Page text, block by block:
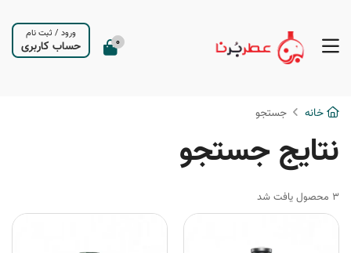
0
ورود / ثبت نام
حساب کاربری
خانه جستجو
نتایج جستجو
3 محصول یافت شد